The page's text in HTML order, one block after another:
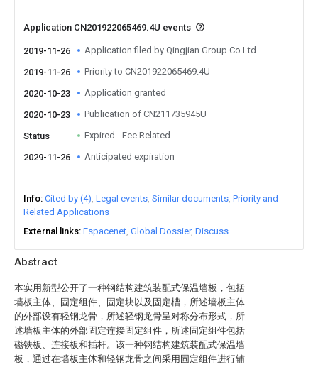
Abstract
本实用新型公开了一种钢结构建筑装配式保温墙板，包括
墙板主体、固定组件、固定块以及固定槽，所述墙板主体
的外部设有轻钢龙骨，所述轻钢龙骨呈对称分布形式，所
述墙板主体的外部固定连接固定组件，所述固定组件包括
磁铁板、连接板和插杆。该一种钢结构建筑装配式保温墙
板，通过在墙板主体和轻钢龙骨之间采用固定组件进行辅
Application CN201922065469.4U events
2019-11-26 Application filed by Qingjian Group Co Ltd
2019-11-26 Priority to CN201922065469.4U
2020-10-23 Application granted
2020-10-23 Publication of CN211735945U
Status Expired - Fee Related
2029-11-26 Anticipated expiration
Info Cited by (4) Legal events Similar documents Priority and
Related Applications
External links Espacenet Global Dossier Discuss